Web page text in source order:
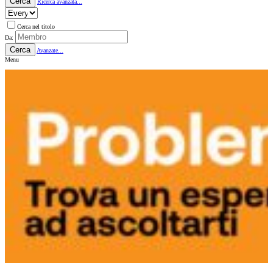
Ricerca avanzata...
Cerca nel titolo
Da:
Cerca
Avanzate...
Menu